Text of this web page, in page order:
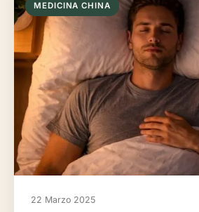
MEDICINA CHINA
22 Marzo 2025